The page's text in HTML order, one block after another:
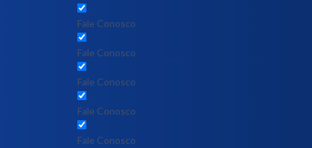
Fale Conosco
Fale Conosco
Fale Conosco
Fale Conosco
Fale Conosco